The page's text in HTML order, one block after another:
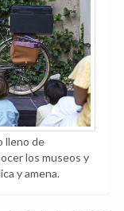
lleno de
los museos y
y amena.